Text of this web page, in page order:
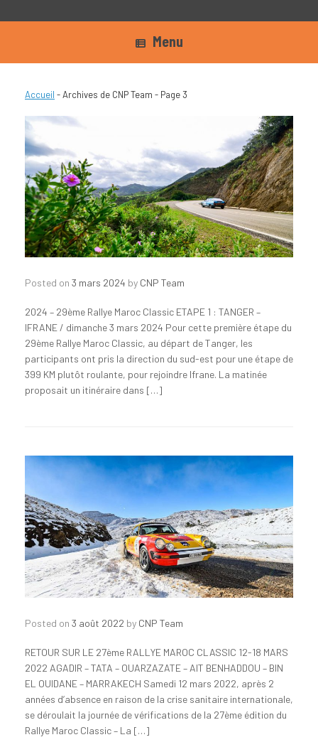
Menu
Accueil -Archives de CNP Team - Page 3
Posted on 3 mars 2024 by CNP Team
2024 – 29ème Rallye Maroc Classic ETAPE 1 : TANGER –
IFRANE / dimanche 3 mars 2024 Pour cette première étape du
29ème Rallye Maroc Classic, au départ de Tanger, les
participants ont pris la direction du sud-est pour une étape de
399 KM plutôt roulante, pour rejoindre Ifrane. La matinée
proposait un itinéraire dans […]
Posted on 3 août 2022 by CNP Team
RETOUR SUR LE 27ème RALLYE MAROC CLASSIC 12-18 MARS
2022 AGADIR – TATA – OUARZAZATE – AIT BENHADDOU – BIN
EL OUIDANE – MARRAKECH Samedi 12 mars 2022, après 2
années d’absence en raison de la crise sanitaire internationale,
se déroulait la journée de vérifications de la 27ème édition du
Rallye Maroc Classic – La […]